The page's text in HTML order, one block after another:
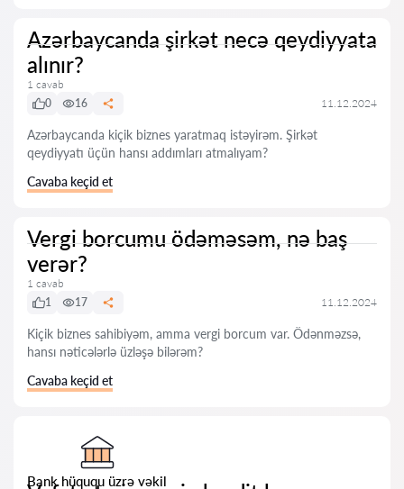
Azərbaycanda şirkət necə qeydiyyata
alınır?
1 cavab
0
16 11.12.2024
Azərbaycanda kiçik biznes yaratmaq istəyirəm. Şirkət
qeydiyyatı üçün hansı addımları atmalıyam?
Cavaba keçid et
Vergi borcumu ödəməsəm, nə baş
verər?
1 cavab
1
17 11.12.2024
Kiçik biznes sahibiyəm, amma vergi borcum var. Ödənməzsə,
hansı nəticələrlə üzləşə bilərəm?
Cavaba keçid et
Bank hüququ üzrə vəkil